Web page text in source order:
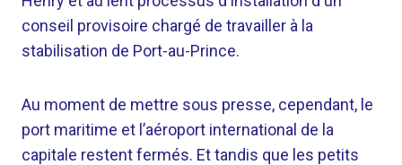
conseil provisoire chargé de travailler à la
stabilisation de Port-au-Prince.
Au moment de mettre sous presse, cependant, le
port maritime et l’aéroport international de la
capitale restent fermés. Et tandis que les petits